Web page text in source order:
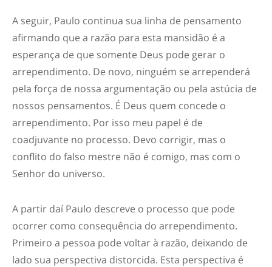
A seguir, Paulo continua sua linha de pensamento
afirmando que a razão para esta mansidão é a
esperança de que somente Deus pode gerar o
arrependimento. De novo, ninguém se arrependerá
pela força de nossa argumentação ou pela astúcia de
nossos pensamentos. É Deus quem concede o
arrependimento. Por isso meu papel é de
coadjuvante no processo. Devo corrigir, mas o
conflito do falso mestre não é comigo, mas com o
Senhor do universo.
A partir daí Paulo descreve o processo que pode
ocorrer como consequência do arrependimento.
Primeiro a pessoa pode voltar à razão, deixando de
lado sua perspectiva distorcida. Esta perspectiva é